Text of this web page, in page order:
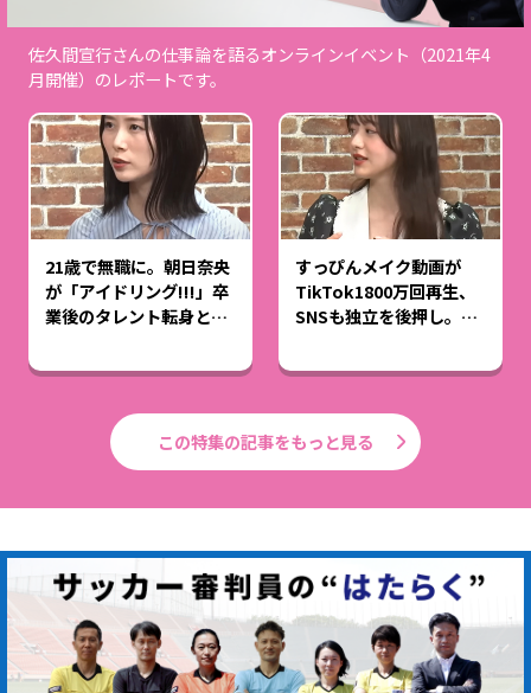
佐久間宣行さんの仕事論を語るオンラインイベント（2021年4
月開催）のレポートです。
21歳で無職に。朝日奈央
が「アイドリング!!!」卒
業後のタレント転身と葛
すっぴんメイク動画が
TikTok1800万回再生、
SNSも独立を後押し。森
んの“はたらく”トーク
この特集の記事をもっと見る